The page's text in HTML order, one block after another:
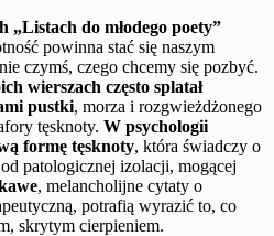
do młodego poety”
powinna stać się naszym
czymś, czego chcemy się pozbyć.
wierszach często splatał
pustki, morza i rozgwieżdżonego
tęsknoty. W psychologii
formę tęsknoty, która świadczy o
patologicznej izolacji, mogącej
, melancholijne cytaty o
potrafią wyrazić to, co
skrytym cierpieniem.